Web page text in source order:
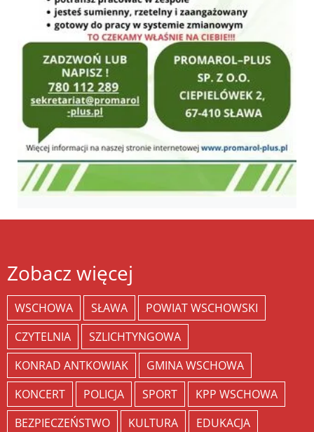
Zobacz więcej
WSCHOWA SŁAWA
POWIAT WSCHOWSKI
CZYTELNIA
SZLICHTYNGOWA
KONRAD ANTKOWIAK
GMINA WSCHOWA
KONCERT
POLICJA SPORT
KPP WSCHOWA
BEZPIECZEŃSTWO
KULTURA
EDUKACJA